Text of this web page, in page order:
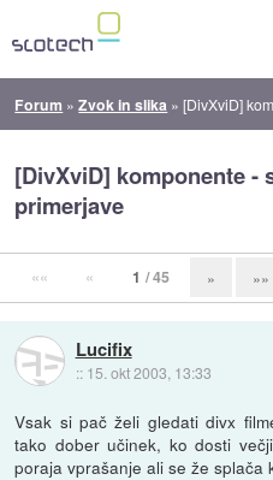
Forum »Zvok in slika »[DivXviD]
[DivXviD] komponente -
primerjave
«« « 1 / 45 » »»
Lucifix
:: 15. okt 2003, 13:33
Vsak si pač želi gledati divx
tako dober učinek, ko dosti
poraja vprašanje ali se že splača